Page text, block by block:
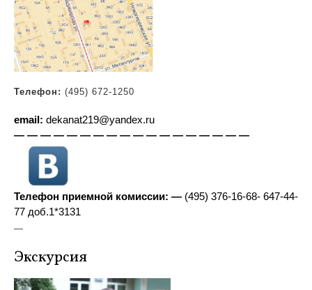
Телефон: (495) 672-1250
email: dekanat219@yandex.ru
— — — — — — — — — — — — — — — — — —
Телефон приемной комиссии: — (495) 376-16-68- 647-44-
77 доб.1*3131
—
Экскурсия